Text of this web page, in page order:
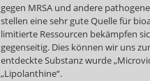
gegen MRSA und andere
stellen eine sehr gute Quelle für
limitierte Ressourcen bekämpfen
gegenseitig. Dies können wir uns
entdeckte Substanz wurde
„Lipolanthine“.